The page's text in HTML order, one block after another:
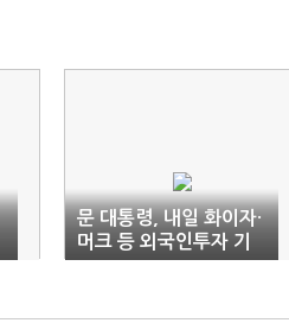
문 대통령, 내일 화이자·
머크 등 외국인투자 기
업과 간담회